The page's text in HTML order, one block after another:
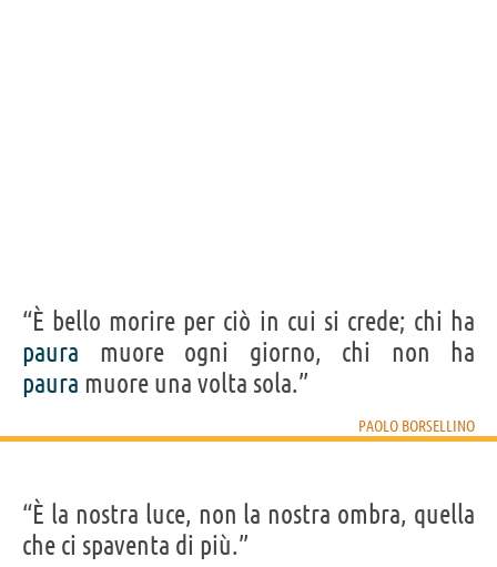
“È bello morire per ciò in cui si crede; chi ha
paura muore ogni giorno, chi non ha
paura muore una volta sola.”
PAOLO BORSELLINO
“È la nostra luce, non la nostra ombra, quella
che ci spaventa di più.”